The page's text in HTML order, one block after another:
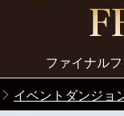
ファイナル
イベントダンジョ